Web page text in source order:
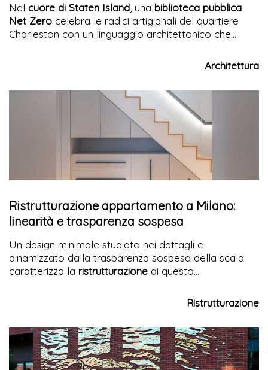
Nel cuore di Staten Island , una biblioteca pubblica
Net Zero celebra le radici artigianali del quartiere
Charleston con un linguaggio architettonico che
Architettura
Ristrutturazione appartamento a Milano:
linearità e trasparenza sospesa
Un design minimale studiato nei dettagli e
dinamizzato dalla trasparenza sospesa della scala
caratterizza la ristrutturazione di questo
Ristrutturazione